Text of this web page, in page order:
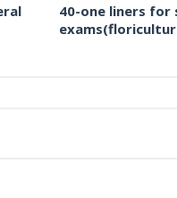
40-one liners for